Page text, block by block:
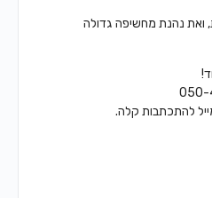
נהנת מחשיפה גדולה
להתכתבות קלה.